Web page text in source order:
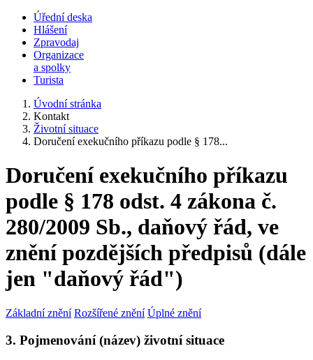
Úřední deska
Hlášení
Zpravodaj
Organizace
a spolky
Turista
Úvodní stránka
Kontakt
Životní situace
Doručení exekučního příkazu podle § 178...
Doručení exekučního příkazu
podle § 178 odst. 4 zákona č.
280/2009 Sb., daňový řád, ve
znění pozdějších předpisů (dále
jen "daňový řád")
Základní znění Rozšířené znění Úplné znění
3. Pojmenování (název) životní situace